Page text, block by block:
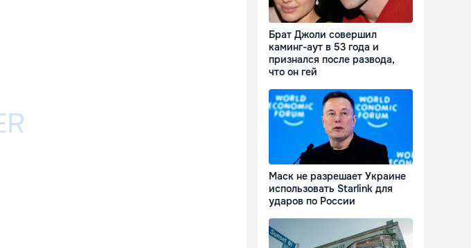
Брат Джоли совершил
каминг-аут в 53 года и
признался после развода,
что он гей
Маск не разрешает Украине
использовать Starlink для
ударов по России